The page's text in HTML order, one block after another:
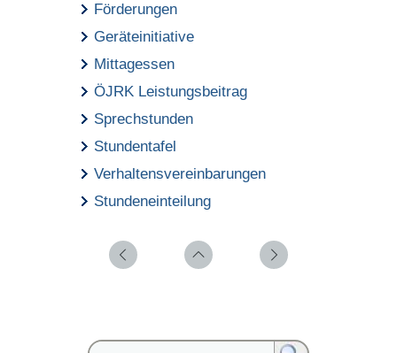
Förderungen
Geräteinitiative
Mittagessen
ÖJRK Leistungsbeitrag
Sprechstunden
Stundentafel
Verhaltensvereinbarungen
Stundeneinteilung